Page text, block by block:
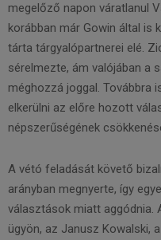
megelőző napon váratlanul
korábban már Gowin által
tárta tárgyalópartnerei elé.
sérelmezte, ám valójában a
méghozzá joggal. Továbbra
elkerülni az előre hozott
népszerűségének
A vétó feladását követő
arányban megnyerte, így
választások miatt aggódnia.
ügyön, az Janusz Kowalski,